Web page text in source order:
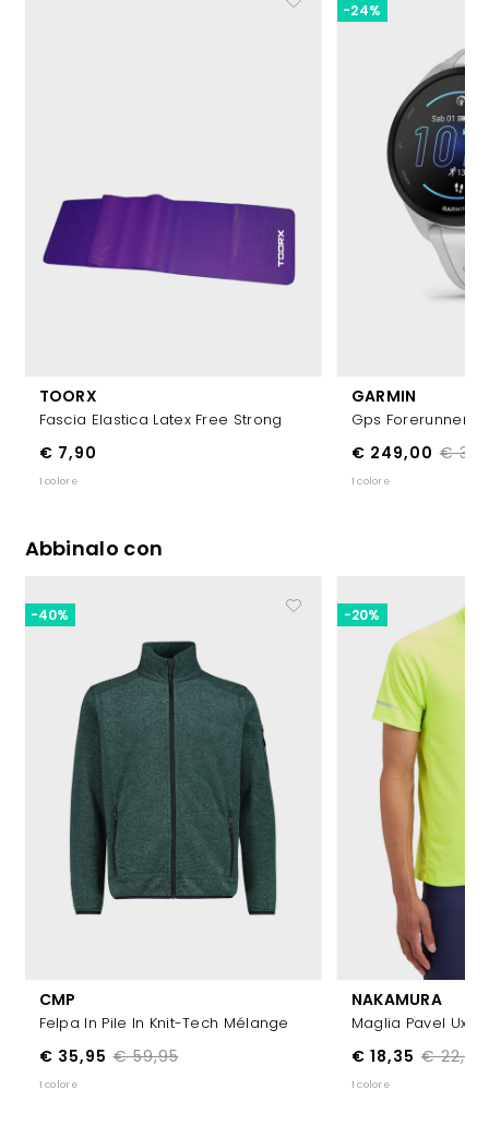
TOORX
Fascia Elastica Latex Free Strong
€ 7,90
1 colore
GARMIN
Gps Forerunner
€
€ 249,00
-24%
1 colore
Abbinalo con
CMP
Felpa In Pile In Knit-Tech Mélange
€ 59,95
€ 35,95
-40%
1 colore
NAKAMURA
Maglia Pavel Ux 1/
€ 22,99
€ 18,35
-20%
1 colore